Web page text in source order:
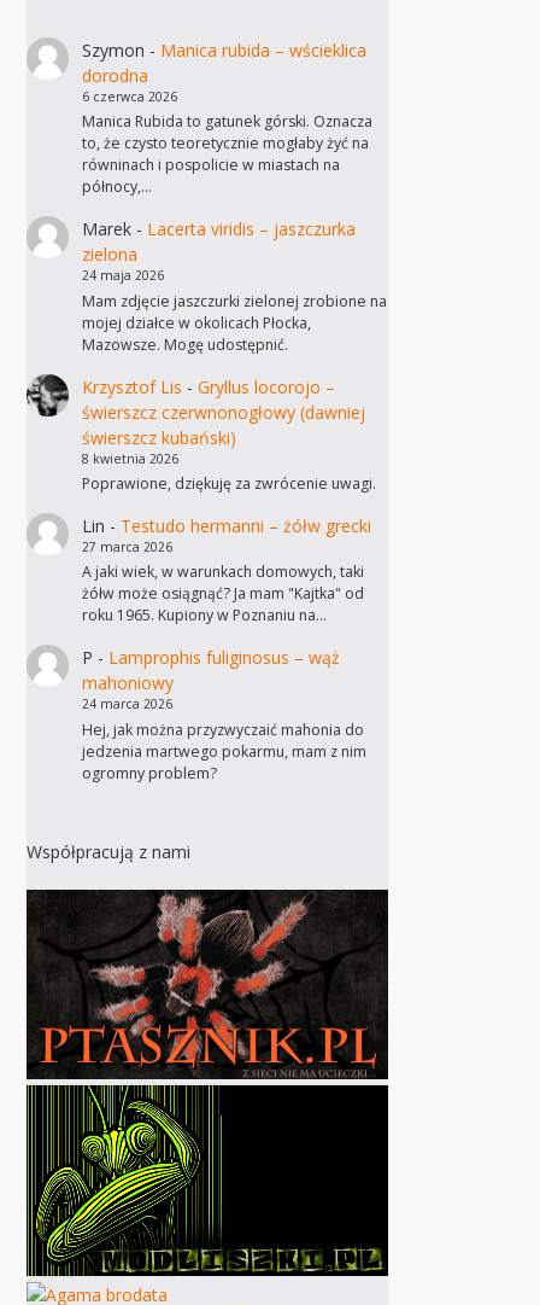
Szymon - Manica rubida – wścieklica
dorodna
6 czerwca 2026
Manica Rubida to gatunek górski. Oznacza
to, że czysto teoretycznie mogłaby żyć na
równinach i pospolicie w miastach na
północy,…
Marek- Lacerta viridis – jaszczurka
zielona
24 maja 2026
Mam zdjęcie jaszczurki zielonej zrobione na
mojej działce w okolicach Płocka,
Mazowsze. Mogę udostępnić.
Krzysztof Lis - Gryllus locorojo –
świerszcz czerwnonogłowy (dawniej
świerszcz kubański)
8 kwietnia 2026
Poprawione, dziękuję za zwrócenie uwagi.
Lin - Testudo hermanni – żółw grecki
27 marca 2026
A jaki wiek, w warunkach domowych, taki
żółw może osiągnąć? Ja mam "Kajtka" od
roku 1965. Kupiony w Poznaniu na…
P - Lamprophis fuliginosus – wąż
mahoniowy
24 marca 2026
Hej, jak można przyzwyczaić mahonia do
jedzenia martwego pokarmu, mam z nim
ogromny problem?
Współpracują z nami